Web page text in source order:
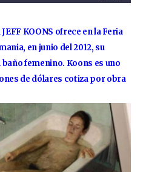
KOONS ofrece en la Feria
en junio del 2012, su
femenino. Koons es uno
de dólares cotiza por obra